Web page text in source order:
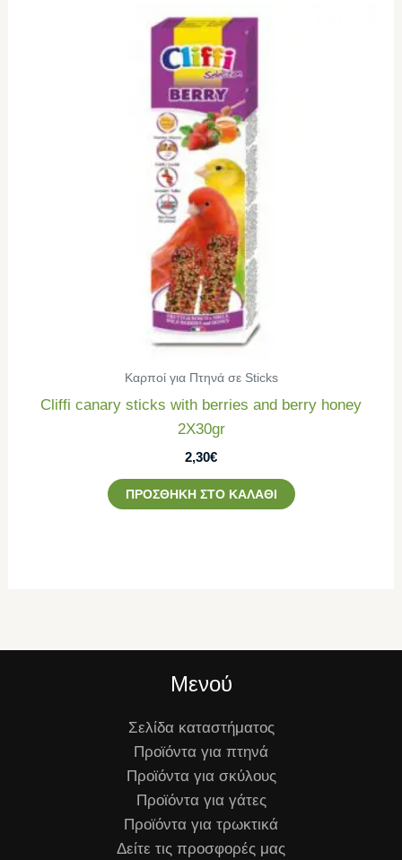
Καρποί για Πτηνά σε Sticks
Cliffi canary sticks with berries and berry honey
2Χ30gr
2,30€
ΠΡΟΣΘΉΚΗ ΣΤΟ ΚΑΛΆΘΙ
Μενού
Σελίδα καταστήματος
Προϊόντα για πτηνά
Προϊόντα για σκύλους
Προϊόντα για γάτες
Προϊόντα για τρωκτικά
Δείτε τις προσφορές μας